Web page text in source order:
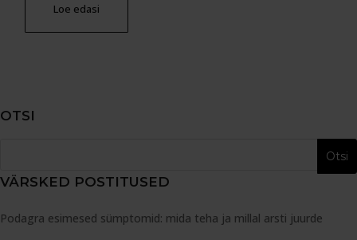
Loe edasi
OTSI
VÄRSKED POSTITUSED
Podagra esimesed sümptomid: mida teha ja millal arsti juurde